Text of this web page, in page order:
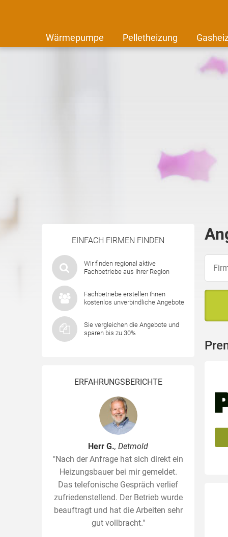
Wärmepumpe Pelletheizung
EINFACH FIRMEN FINDEN
Wir finden regional aktive
Fachbetriebe aus Ihrer Region
Fachbetriebe erstellen Ihnen
kostenlos unverbindliche Angebote
Sie vergleichen die Angebote und
sparen bis zu 30%
ERFAHRUNGSBERICHTE
Herr G., Detmold
"Nach der Anfrage hat sich direkt ein
Heizungsbauer bei mir gemeldet.
Das telefonische Gespräch verlief
zufriedenstellend. Der Betrieb wurde
beauftragt und hat die Arbeiten sehr
gut vollbracht."